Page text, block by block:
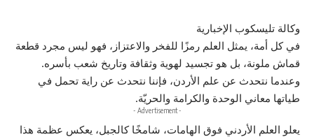
وكالة تليسكوب الإخبارية
في كل أمة، يمثل العلم رمزًا للفخر والاعتزاز، فهو ليس مجرد قطعة
قماش ملونة، بل هو تجسيد لهوية وثقافة وتاريخ شعب بأسره.
وعندما نتحدث عن علم الأردن، فإننا نتحدث عن راية تحمل في
طياتها معاني الوحدة والكرامة والحريّة.
- Advertisement -
يعلو العلم الأردني فوق الهامات، شامخًا كالجبل، يعكس عظمة هذا